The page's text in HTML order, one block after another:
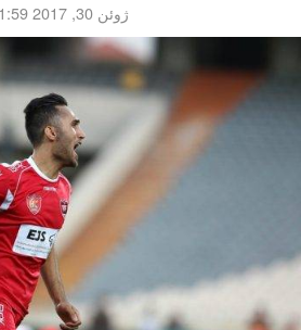
ژوئن 30, 2017 1:59 ب.ظ